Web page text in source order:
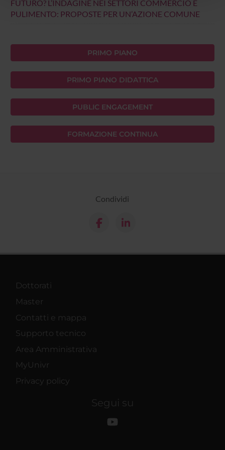
con altre informazioni che hai fornito loro o che hanno
FUTURO? L’INDAGINE NEI SETTORI COMMERCIO E
PULIMENTO: PROPOSTE PER UN’AZIONE COMUNE
PRIMO PIANO
PRIMO PIANO DIDATTICA
PUBLIC ENGAGEMENT
FORMAZIONE CONTINUA
Condividi
Dottorati
Master
Contatti e mappa
Supporto tecnico
Area Amministrativa
MyUnivr
Privacy policy
Segui su